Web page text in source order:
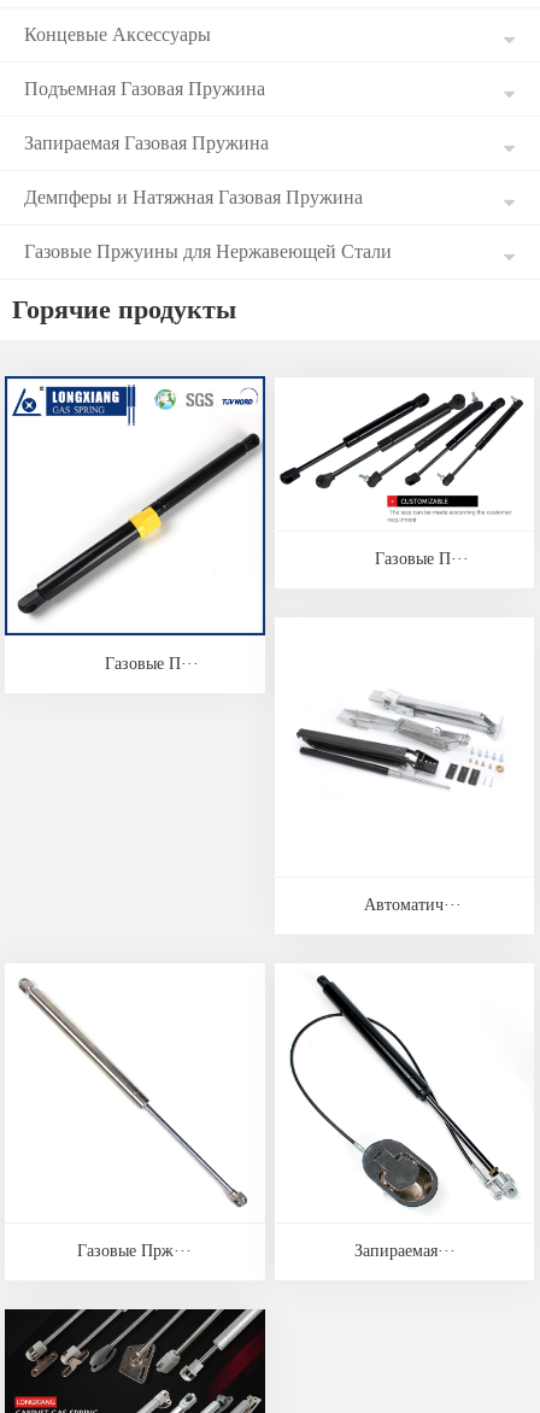
Концевые Аксессуары
Подъемная Газовая Пружина
Запираемая Газовая Пружина
Демпферы и Натяжная Газовая Пружина
Газовые Пржуины для Нержавеющей Стали
Горячие продукты
Газовые П···
Газовые П···
Автоматич···
Газовые Прж··· Запираемая···